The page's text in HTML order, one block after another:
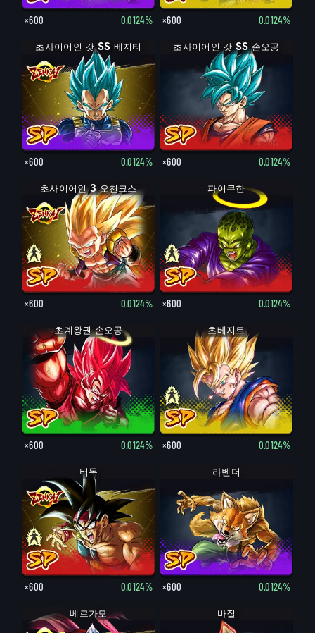
×600 0.0124% ×600 0.0124%
초사이어인 갓 SS 베지터
×600 0.0124%
초사이어인 갓 SS 손오공
×600 0.0124%
초사이어인 오천크스
초사이어인 3 오천크스
×600 0.0124%
파이쿠한
파이쿠한
×600 0.0124%
초계왕권 손오공
×600 0.0124%
베지트
초베지트
×600 0.0124%
버독
버독
×600 0.0124%
라벤더
×600 0.0124%
베르가모 바질